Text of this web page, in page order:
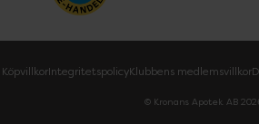
KöpvillkorIntegritetspolicyKlubbens medlemsvillkor
© Kronans Apotek AB